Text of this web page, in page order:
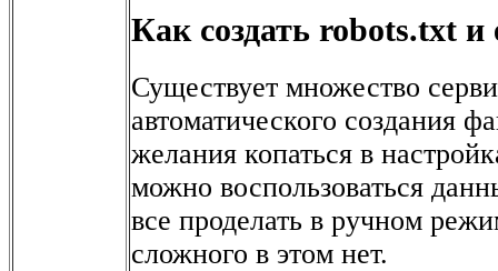
Как создать robots.txt и
Существует множество
автоматического создания
желания копаться в
можно воспользоваться
все проделать в ручном
сложного в этом нет.